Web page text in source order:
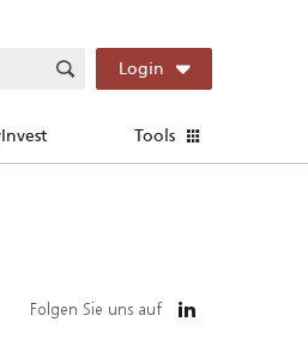
Login
Tools
Folgen Sie uns auf